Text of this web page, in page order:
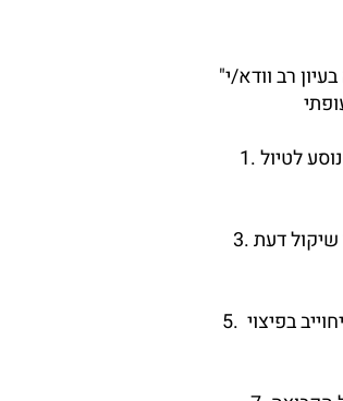
"נתיבים לצדיק" (להלן: "המארגן") מודה לך על הזמנתך. אנא קרא/י את עיקר תנאי ההזמנה המופיעים בתחתית מסמך זה בעיון רב וודא/י
1. הטיולים המוצעים על ידי "נתיבים לצדיק" (להלן: "המארגן") מוצעים לציבור בתנאים המפורטים להלן ועצם הרשמת הנוסע לטיול
3. המארגן שומר לעצמו את הזכות לבטל את הטיול עקב מיעוט נרשמים ו/או כל סיבה אחרת שעלולה לפגוע בטיול על פי שיקול דעת
5. המארגן לא אחראי לשינויים בלוח הטיסות שהינם באחראיות חברת התעופה, ולפיכך המארגן לא יהא אחראי ו/או לא יחוייב בפיצוי